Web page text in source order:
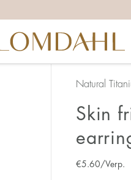
Natural
Skin
€5.60/Verp.